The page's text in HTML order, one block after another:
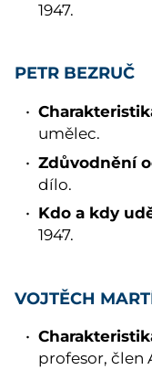
1947.
PETR BEZRUČ
umělec.
Zdůvodnění
dílo.
Kdo a kdy
1947.
VOJTĚCH
profesor, člen